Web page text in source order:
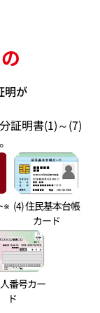
明が
証明書(1)～(7)
※ (4) 住民基本台帳
カード
番号カー
ド